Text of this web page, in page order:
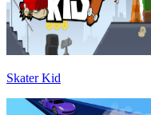
Skater Kid